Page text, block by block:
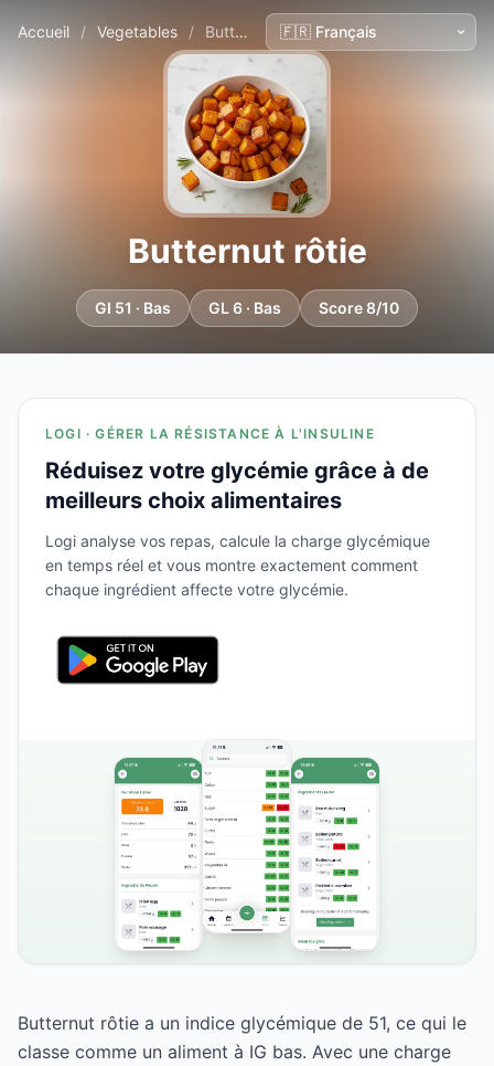
Accueil / Vegetables / Butternut rôtie
Butternut rôtie
GI 51 · Bas GL 6 · Bas Score 8/10
LOGI · GÉRER LA RÉSISTANCE À L'INSULINE
Réduisez votre glycémie grâce à de
meilleurs choix alimentaires
Logi analyse vos repas, calcule la charge glycémique
en temps réel et vous montre exactement comment
chaque ingrédient affecte votre glycémie.
Butternut rôtie a un indice glycémique de 51, ce qui le
classe comme un aliment à IG bas. Avec une charge